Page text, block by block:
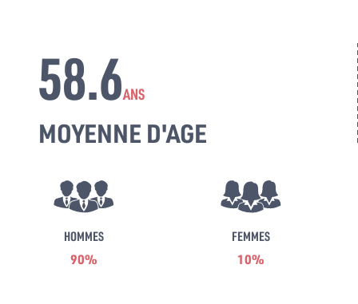
58.6ANS
MOYENNE D'AGE
HOMMES
90%
FEMMES
10%